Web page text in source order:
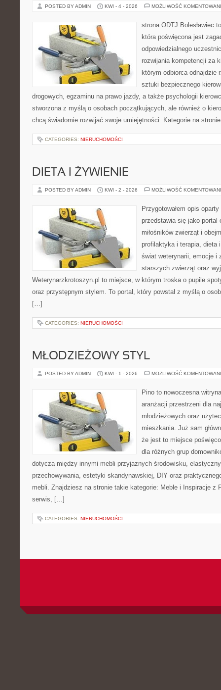
POSTED BY ADMIN KWI - 4 - 2026 MOŻLIWOŚĆ
strona ODTJ Bolesławiec
która poświęcona jest
odpowiedzialnego
rozwijania kompetencji za
którym odbiorca odnajdzie
sztuki bezpiecznego
drogowych, egzaminu na prawo jazdy, a także psychologii
stworzona z myślą o osobach początkujących, ale również o
chcą świadomie rozwijać swoje umiejętności. Kategorie na
CATEGORIES: NIERUCHOMOŚCI
DIETA I ŻYWIENIE
POSTED BY ADMIN KWI - 2 - 2026 MOŻLIWOŚĆ
Przygotowałem opis
przedstawia się jako portal
miłośników zwierząt i
profilaktyka i terapia, dieta
świat weterynarii, emocje i
starszych zwierząt oraz
Weterynarzkrotoszyn.pl to miejsce, w którym troska o pupile
oraz przystępnym stylem. To portal, który powstał z myślą o
[…]
CATEGORIES: NIERUCHOMOŚCI
MŁODZIEŻOWY STYL
POSTED BY ADMIN KWI - 1 - 2026 MOŻLIWOŚĆ
Pino to nowoczesna
aranżacji przestrzeni dla
młodzieżowych oraz
mieszkania. Już sam
że jest to miejsce
dla różnych grup
dotyczą między innymi mebli przyjaznych środowisku,
przechowywania, estetyki skandynawskiej, DIY oraz
mebli. Znajdziesz na stronie takie kategorie: Meble i Inspiracje z
serwis, […]
CATEGORIES: NIERUCHOMOŚCI